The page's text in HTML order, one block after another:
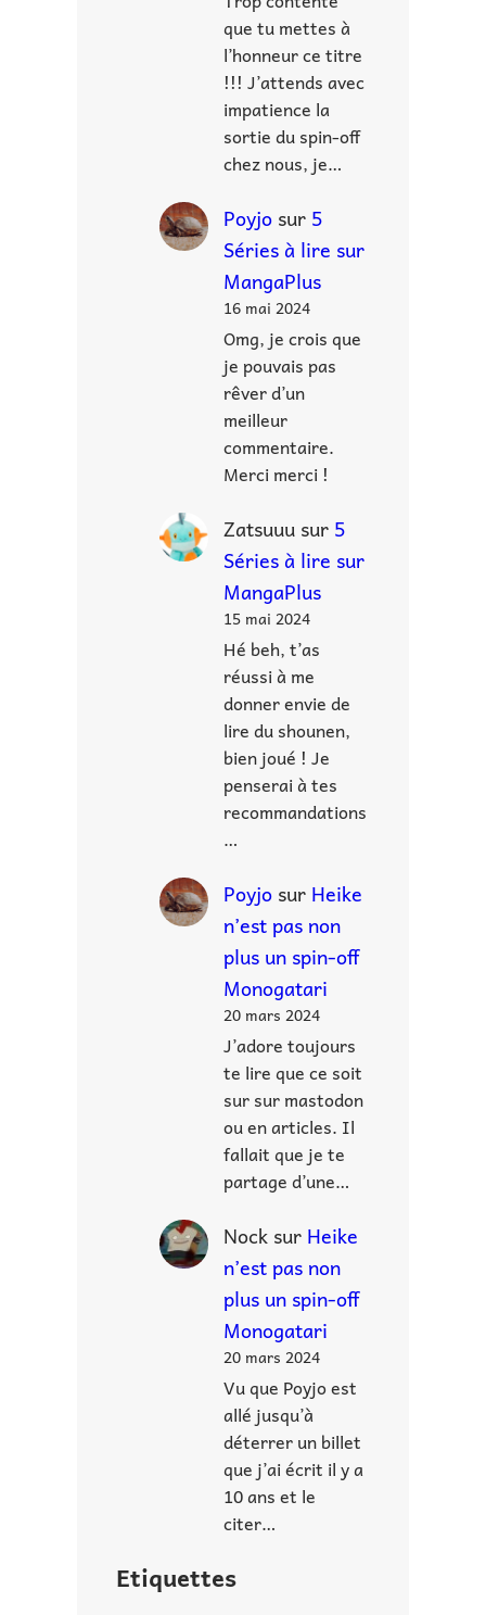
que tu mettes à
l’honneur ce titre
!!! J’attends avec
impatience la
sortie du spin-off
chez nous, je…
Poyjosur 5
Séries à lire sur
MangaPlus
16 mai 2024
Omg, je crois que
je pouvais pas
rêver d’un
meilleur
commentaire.
Merci merci !
Zatsuuusur 5
Séries à lire sur
MangaPlus
15 mai 2024
Hé beh, t’as
réussi à me
donner envie de
lire du shounen,
bien joué ! Je
penserai à tes
recommandations
…
Poyjosur Heike
n’est pas non
plus un spin-off
Monogatari
20 mars 2024
J’adore toujours
te lire que ce soit
sur sur mastodon
ou en articles. Il
fallait que je te
partage d’une…
Nocksur Heike
n’est pas non
plus un spin-off
Monogatari
20 mars 2024
Vu que Poyjo est
allé jusqu’à
déterrer un billet
que j’ai écrit il y a
10 ans et le
citer…
Etiquettes